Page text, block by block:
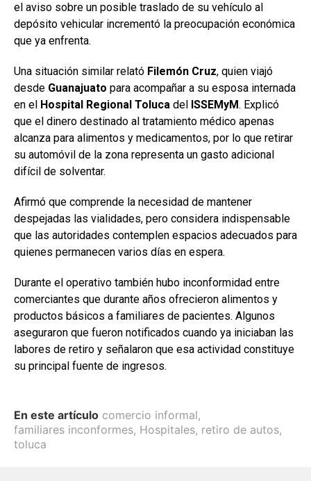
el aviso sobre un posible traslado de su vehículo al
depósito vehicular incrementó la preocupación económica
que ya enfrenta.
Una situación similar relató Filemón Cruz, quien viajó
desde Guanajuato para acompañar a su esposa internada
en el Hospital Regional Toluca del ISSEMyM. Explicó
que el dinero destinado al tratamiento médico apenas
alcanza para alimentos y medicamentos, por lo que retirar
su automóvil de la zona representa un gasto adicional
difícil de solventar.
Afirmó que comprende la necesidad de mantener
despejadas las vialidades, pero considera indispensable
que las autoridades contemplen espacios adecuados para
quienes permanecen varios días en espera.
Durante el operativo también hubo inconformidad entre
comerciantes que durante años ofrecieron alimentos y
productos básicos a familiares de pacientes. Algunos
aseguraron que fueron notificados cuando ya iniciaban las
labores de retiro y señalaron que esa actividad constituye
su principal fuente de ingresos.
En este artículo comercio informal,
familiares inconformes, Hospitales, retiro de autos,
toluca